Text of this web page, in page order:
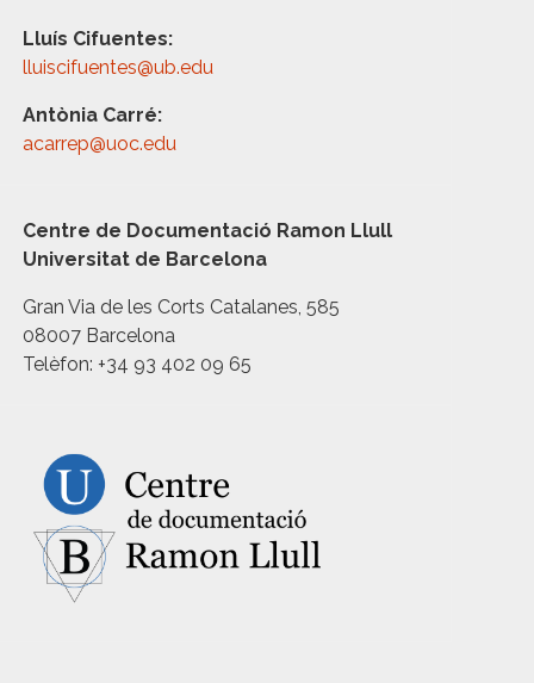
Lluís Cifuentes:
lluiscifuentes@ub.edu
Antònia Carré:
acarrep@uoc.edu
Centre de Documentació Ramon Llull
Universitat de Barcelona
Gran Via de les Corts Catalanes, 585
08007 Barcelona
Telèfon: +34 93 402 09 65